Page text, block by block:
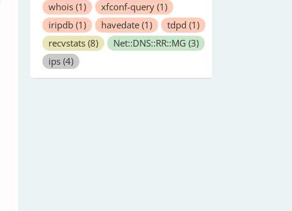
whois (1) xfconf-query (1)
iripdb (1) havedate (1) tdpd (1)
recvstats (8) Net::DNS::RR::MG (3)
ips (4)